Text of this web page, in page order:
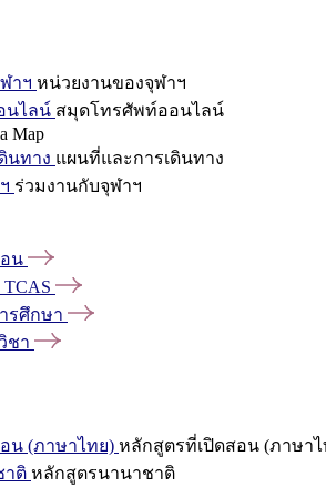
าฯ หน่วยงานของจุฬาฯ
นไลน์ สมุดโทรศัพท์ออนไลน์
Map
นทาง แผนที่และการเดินทาง
ร่วมงานกับจุฬาฯ
น
TCAS
รศึกษา
ชา
น (ภาษาไทย) หลักสูตรที่เปิดสอน (ภาษาไ
าติ หลักสูตรนานาชาติ